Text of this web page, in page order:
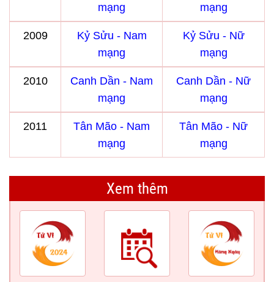
mạng
mạng
2009
Kỷ Sửu - Nam
mạng
Kỷ Sửu - Nữ
mạng
2010
Canh Dần - Nam
mạng
Canh Dần - Nữ
mạng
2011
Tân Mão - Nam
mạng
Tân Mão - Nữ
mạng
Xem thêm